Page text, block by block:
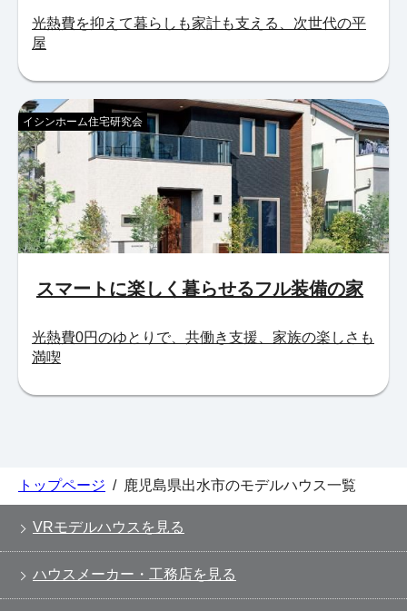
光熱費を抑えて暮らしも家計も支える、次世代の平
屋
スマートに楽しく暮らせるフル装備の家
イシンホーム住宅研究会
光熱費0円のゆとりで、共働き支援、家族の楽しさも
満喫
トップページ / 鹿児島県出水市のモデルハウス一覧
VRモデルハウスを見る
ハウスメーカー・工務店を見る